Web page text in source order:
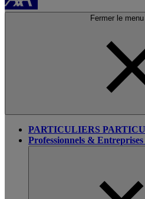
Fermer le
PARTICULIERS
Professionnels & Entreprises